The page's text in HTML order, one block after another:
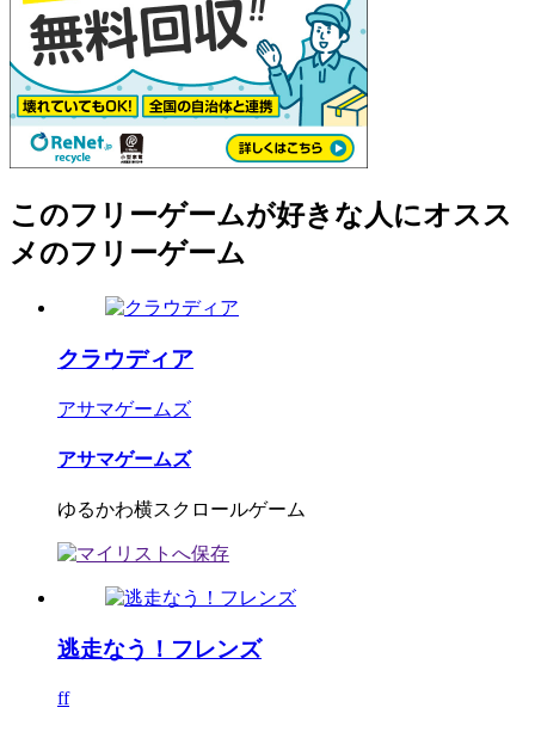
このフリーゲームが好きな人にオスス
メのフリーゲーム
クラウディア
アサマゲームズ
アサマゲームズ
ゆるかわ横スクロールゲーム
逃走なう！フレンズ
ff